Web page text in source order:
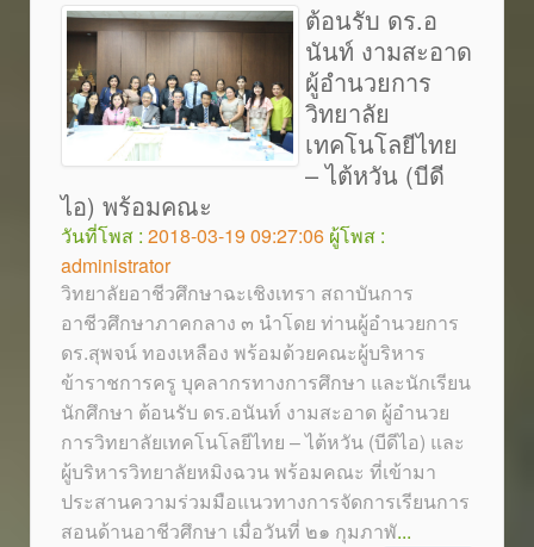
ต้อนรับ ดร.อ
นันท์ งามสะอาด
ผู้อำนวยการ
วิทยาลัย
เทคโนโลยีไทย
– ไต้หวัน (บีดี
ไอ) พร้อมคณะ
วันที่โพส : 2018-03-19 09:27:06 ผู้โพส :
administrator
วิทยาลัยอาชีวศึกษาฉะเชิงเทรา สถาบันการ
อาชีวศึกษาภาคกลาง ๓ นำโดย ท่านผู้อำนวยการ
ดร.สุพจน์ ทองเหลือง พร้อมด้วยคณะผู้บริหาร
ข้าราชการครู บุคลากรทางการศึกษา และนักเรียน
นักศึกษา ต้อนรับ ดร.อนันท์ งามสะอาด ผู้อำนวย
การวิทยาลัยเทคโนโลยีไทย – ไต้หวัน (บีดีไอ) และ
ผู้บริหารวิทยาลัยหมิงฉวน พร้อมคณะ ที่เข้ามา
ประสานความร่วมมือแนวทางการจัดการเรียนการ
สอนด้านอาชีวศึกษา เมื่อวันที่ ๒๑ กุมภาพั...